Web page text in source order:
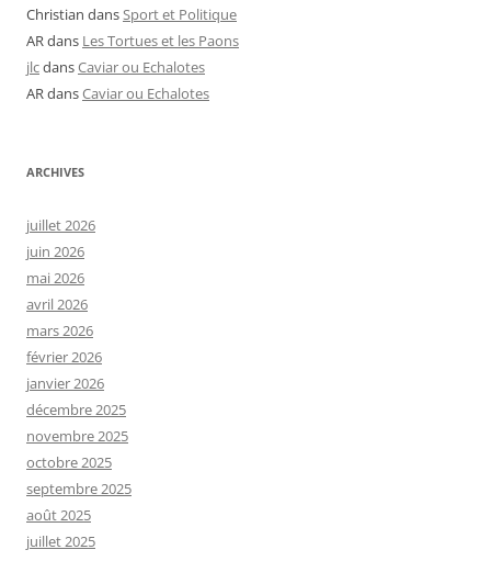
Christian dansSport et Politique
ARdans Les Tortues et les Paons
jlcdansCaviar ou Echalotes
ARdansCaviar ou Echalotes
ARCHIVES
juillet 2026
juin 2026
mai 2026
avril 2026
mars 2026
février 2026
janvier 2026
décembre 2025
novembre 2025
octobre 2025
septembre 2025
août 2025
juillet 2025